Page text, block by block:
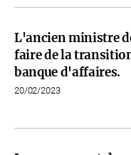
L'ancien ministre
faire de la
banque d'affaires.
20/02/2023